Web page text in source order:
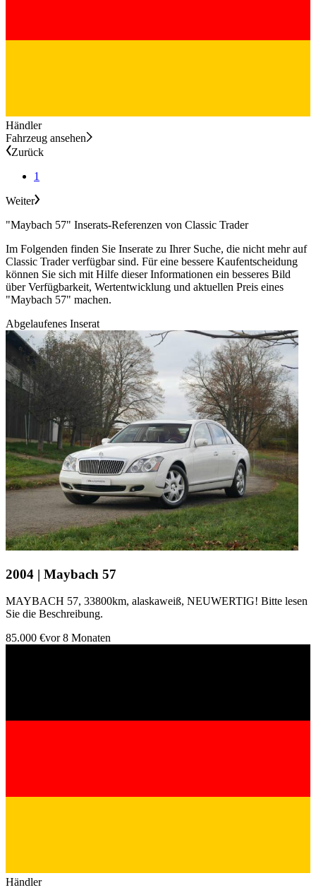
Händler
Fahrzeug ansehen
Zurück
1
Weiter
"Maybach 57" Inserats-Referenzen von Classic Trader
Im Folgenden finden Sie Inserate zu Ihrer Suche, die nicht mehr auf
Classic Trader verfügbar sind. Für eine bessere Kaufentscheidung
können Sie sich mit Hilfe dieser Informationen ein besseres Bild
über Verfügbarkeit, Wertentwicklung und aktuellen Preis eines
"Maybach 57" machen.
Abgelaufenes Inserat
2004 | Maybach 57
MAYBACH 57, 33800km, alaskaweiß, NEUWERTIG! Bitte lesen
Sie die Beschreibung.
85.000 €vor 8 Monaten
Händler